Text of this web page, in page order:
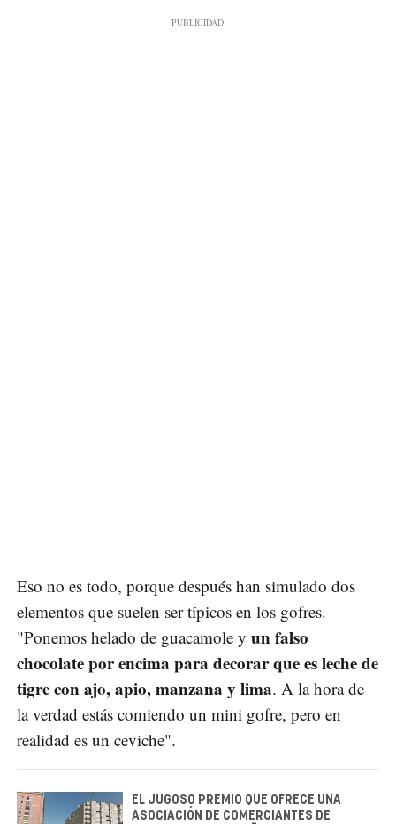
Eso no es todo, porque después han simulado dos
elementos que suelen ser típicos en los gofres.
"Ponemos helado de guacamole y un falso
chocolate por encima para decorar que es leche de
tigre con ajo, apio, manzana y lima. A la hora de
la verdad estás comiendo un mini gofre, pero en
realidad es un ceviche".
EL JUGOSO PREMIO QUE OFRECE UNA
ASOCIACIÓN DE COMERCIANTES DE